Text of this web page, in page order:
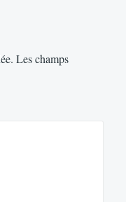
Les champs